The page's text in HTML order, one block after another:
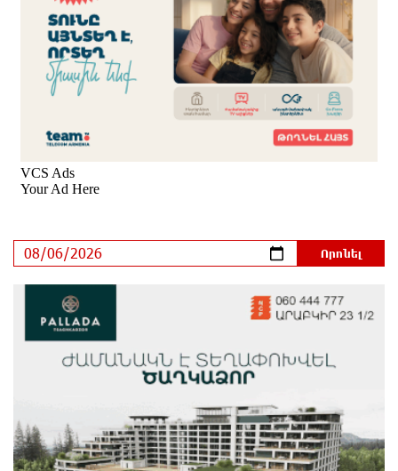
մեկ ժամ առաջ
Կաթողիկոսի և հոգևոր դասի ներկայացուցիչների
նկատմամբ հարուցված այս խայտառակ քրեական
գործընթացը իշխանության կողմից քաղաքական
ուղիղ միջամտություն է Եկեղեցու ներքին գործերին և
ինքնավարությանը. Ղահրամանյան
մեկ ժամ առաջ
4 րոպե առաջ
Առանց հանքարդյունաբերության
տեխնոլոգիական առաջընթացն անհնար է․
Վարդան Ջհանյան
19 րոպե առաջ
Ավետիք Չալաբյանին կալանավորել են
անօրինական հիմքերով. Անահիտ Ադամյան
29 րոպե առաջ